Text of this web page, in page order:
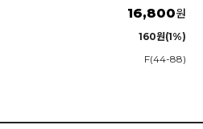
16,800원
160원(1%)
F(44-88)